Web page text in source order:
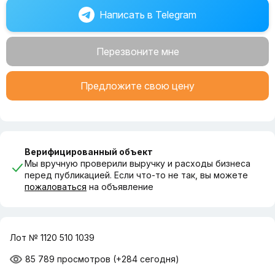
Для получения дополнительной информации и
организации просмотра объекта, пожалуйста, свяжитесь
с нами.
Написать в Telegram
Перезвоните мне
Предложите свою цену
Верифицированный объект
Мы вручную проверили выручку и расходы бизнеса
перед публикацией. Если что-то не так, вы можете
пожаловаться на объявление
Лот № 1120 510 1039
85 789 просмотров (+284 сегодня)